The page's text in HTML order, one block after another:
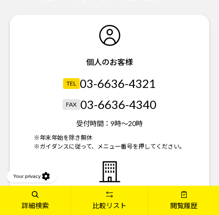
個人のお客様
TEL 03-6636-4321
FAX 03-6636-4340
受付時間： 9時～20時
※年末年始を除き無休
※ガイダンスに従って、メニュー番号を押してください。
法人のお客様
詳細検索 比較リスト 閲覧履歴